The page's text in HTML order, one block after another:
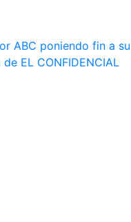
ABC poniendo fin a su
EL CONFIDENCIAL